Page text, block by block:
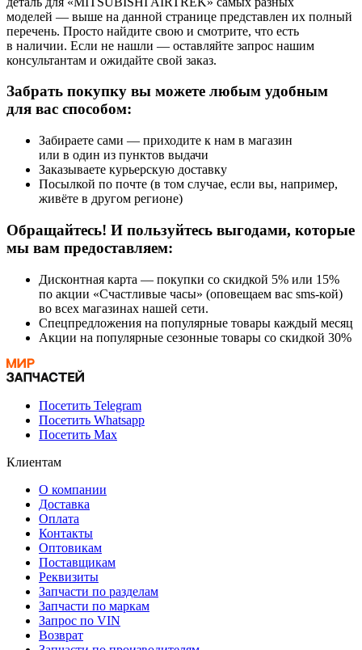
моделей — выше на данной странице представлен их полный
перечень. Просто найдите свою и смотрите, что есть
в наличии. Если не нашли — оставляйте запрос нашим
консультантам и ожидайте свой заказ.
Забрать покупку вы можете любым удобным
для вас способом:
Забираете сами — приходите к нам в магазин
или в один из пунктов выдачи
Заказываете курьерскую доставку
Посылкой по почте (в том случае, если вы, например,
живёте в другом регионе)
Обращайтесь! И пользуйтесь выгодами, которые
мы вам предоставляем:
Дисконтная карта — покупки со скидкой 5% или 15%
по акции «Счастливые часы» (оповещаем вас sms-кой)
во всех магазинах нашей сети.
Спецпредложения на популярные товары каждый месяц
Акции на популярные сезонные товары со скидкой 30%
Посетить Telegram
Посетить Whatsapp
Посетить Max
Клиентам
О компании
Доставка
Оплата
Контакты
Оптовикам
Поставщикам
Реквизиты
Запчасти по разделам
Запчасти по маркам
Запрос по VIN
Возврат